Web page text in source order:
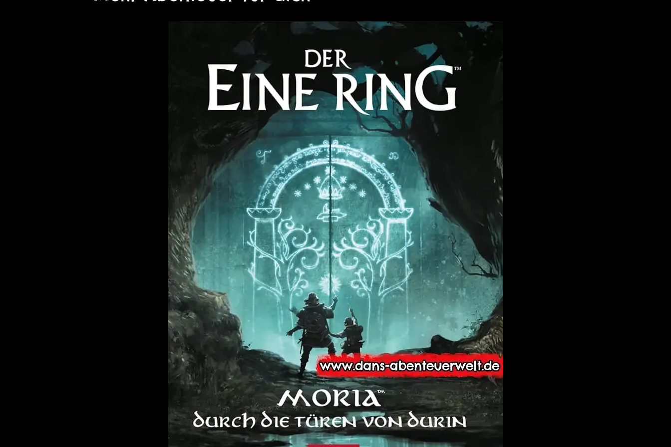
talentierte Ingenieure, charmante Dilettanten, schillernde Räuber
oder bizarre Machinatoren in diese Welt eintauchen. Erschaffen
Sie Ihren eigenen Charakter und erleben Sie epische Abenteuer im
Finsterland - einem Rollenspiel für drei oder mehr Spieler, das eine
Welt ähnlich dem Europa des 19. und 20. Jahrhunderts bietet,
jedoch mit Magie, Monstern und revolutionären Technologien.